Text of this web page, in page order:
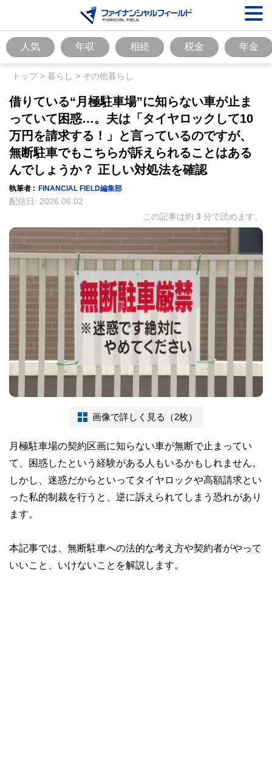
人気 年収 相続 税金 年金
トップ> 暮らし > その他暮らし
借りている“月極駐車場”に知らない車が止ま
っていて困惑…。夫は「タイヤロックして10
万円を請求する！」と言っているのですが、
無断駐車でもこちらが訴えられることはある
んでしょうか？ 正しい対処法を確認
執筆者 : FINANCIAL FIELD編集部
配信日: 2026.06.02
この記事は約 3 分で読めます。
画像で詳しく見る（2枚）
月極駐車場の契約区画に知らない車が無断で止まってい
て、困惑したという経験がある人もいるかもしれません。
しかし、迷惑だからといってタイヤロックや高額請求とい
った私的制裁を行うと、逆に訴えられてしまう恐れがあり
ます。
本記事では、無断駐車への法的な考え方や契約者がやって
いいこと、いけないことを解説します。